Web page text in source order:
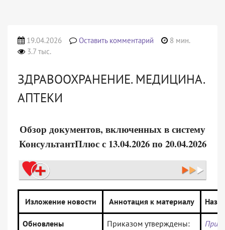
19.04.2026 Оставить комментарий
8 мин.
3.7 тыс.
ЗДРАВООХРАНЕНИЕ. МЕДИЦИНА.
АПТЕКИ
Обзор документов, включенных в систему
КонсультантПлюс с 13.04.2026 по 20.04.2026
Изложение новости Аннотация к материалу
Обновлены
Приказом утверждены: